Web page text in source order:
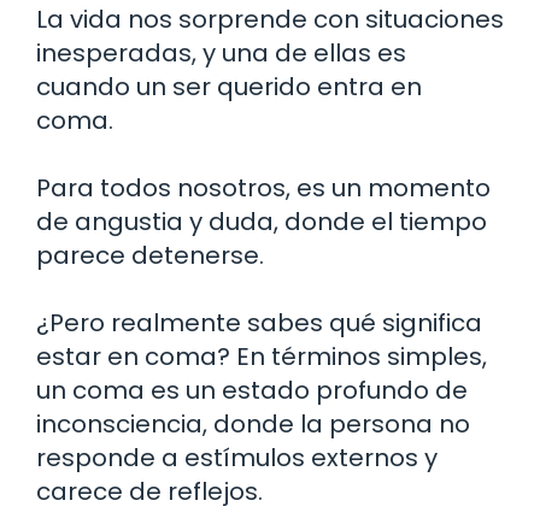
La vida nos sorprende con situaciones
inesperadas, y una de ellas es
cuando un ser querido entra en
coma.
Para todos nosotros, es un momento
de angustia y duda, donde el tiempo
parece detenerse.
¿Pero realmente sabes qué significa
estar en coma? En términos simples,
un coma es un estado profundo de
inconsciencia, donde la persona no
responde a estímulos externos y
carece de reflejos.